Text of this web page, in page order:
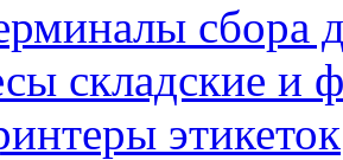
сбора
складские и
этикеток